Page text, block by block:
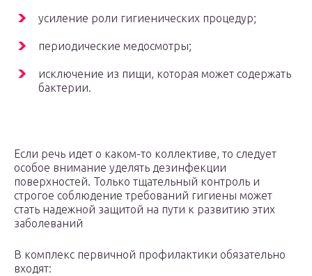
усиление роли гигиенических процедур;
периодические медосмотры;
исключение из пищи, которая может содержать
бактерии.
Если речь идет о каком-то коллективе, то следует
особое внимание уделять дезинфекции
поверхностей. Только тщательный контроль и
строгое соблюдение требований гигиены может
стать надежной защитой на пути к развитию этих
заболеваний
В комплекс первичной профилактики обязательно
входят: